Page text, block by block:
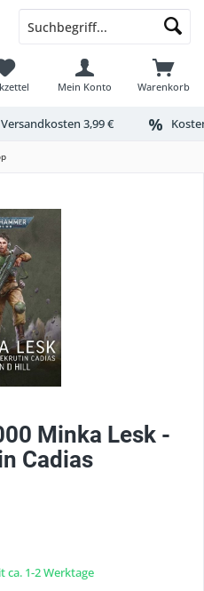
Warenkorb
Mein Konto
Versandkosten 3,99 €
Minka Lesk -
Cadias
1-2 Werktage